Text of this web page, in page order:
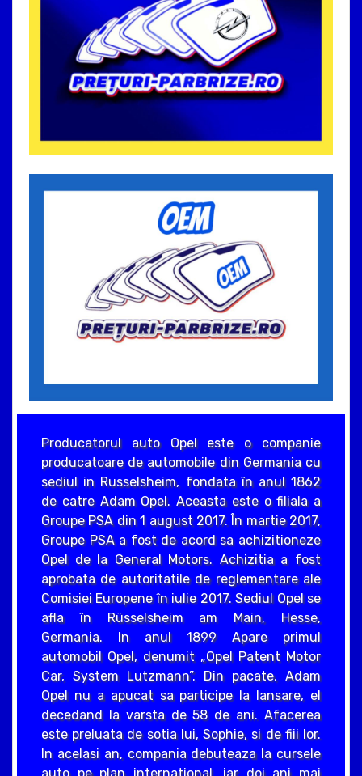
Producatorul auto Opel este o companie
producatoare de automobile din Germania cu
sediul in Russelsheim, fondata în anul 1862
de catre Adam Opel. Aceasta este o filiala a
Groupe PSA din 1 august 2017. În martie 2017,
Groupe PSA a fost de acord sa achizitioneze
Opel de la General Motors. Achizitia a fost
aprobata de autoritatile de reglementare ale
Comisiei Europene în iulie 2017. Sediul Opel se
afla în Rüsselsheim am Main, Hesse,
Germania. In anul 1899 Apare primul
automobil Opel, denumit „Opel Patent Motor
Car, System Lutzmann”. Din pacate, Adam
Opel nu a apucat sa participe la lansare, el
decedand la varsta de 58 de ani. Afacerea
este preluata de sotia lui, Sophie, si de fiii lor.
In acelasi an, compania debuteaza la cursele